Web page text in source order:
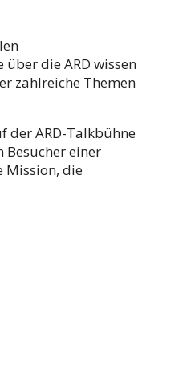
die ARD wissen
zahlreiche Themen
der ARD-Talkbühne
einer
Mission, die